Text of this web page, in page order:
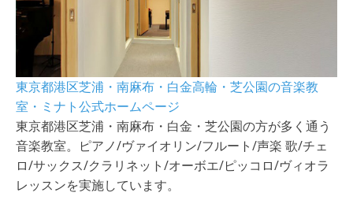
東京都港区芝浦・南麻布・白金高輪・芝公園の音楽教
室・ミナト公式ホームページ
東京都港区芝浦・南麻布・白金・芝公園の方が多く通う
音楽教室。ピアノ/ヴァイオリン/フルート/声楽 歌/チェ
ロ/サックス/クラリネット/オーボエ/ピッコロ/ヴィオラ
レッスンを実施しています。